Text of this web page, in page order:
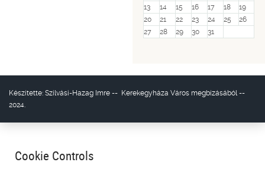
13
14 15 16 17 18
19
20
21 22 23 24 25
26
27
28 29 30 31
Készítette: Szilvási-Hazag Imre -- Kerekegyháza Város megbízásából --
2024.
Cookie Controls